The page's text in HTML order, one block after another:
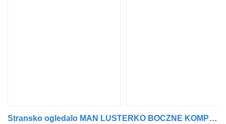
Stransko ogledalo MAN LUSTERKO BOCZNE KOMPLETNE MAN TGA TGL TGM PRAWE za vlačilec